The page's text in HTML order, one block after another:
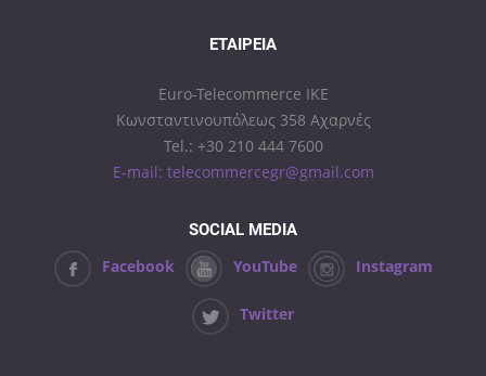
ΕΤΑΙΡΕΊΑ
Euro-Telecommerce IKE
Κωνσταντινουπόλεως 358 Αχαρνές
Tel.: +30 210 444 7600
E-mail: telecommercegr@gmail.com
SOCIAL MEDIA
Facebook YouTube Instagram
Twitter